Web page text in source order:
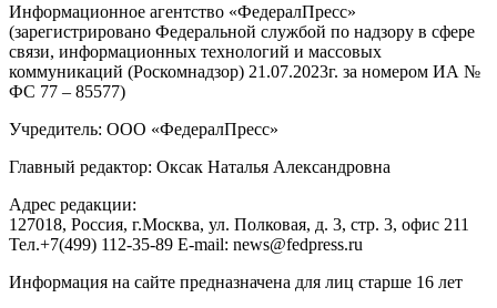
Информационное агентство «ФедералПресс»
(зарегистрировано Федеральной службой по надзору в сфере
связи, информационных технологий и массовых
коммуникаций (Роскомнадзор) 21.07.2023г. за номером ИА №
ФС 77 – 85577)
Учредитель: ООО «ФедералПресс»
Главный редактор: Оксак Наталья Александровна
Адрес редакции:
127018, Россия, г.Москва, ул. Полковая, д. 3, стр. 3, офис 211
Тел.+7(499) 112-35-89 E-mail: news@fedpress.ru
Информация на сайте предназначена для лиц старше 16 лет